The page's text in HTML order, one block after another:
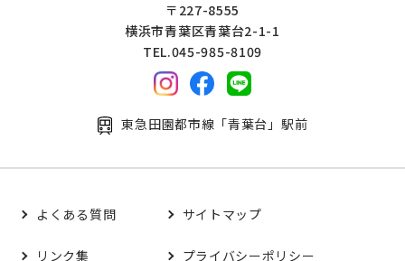
〒227-8555
横浜市青葉区青葉台2-1-1
TEL.045-985-8109
東急田園都市線「青葉台」駅前
よくある質問 サイトマップ
リンク集 プライバシーポリシー